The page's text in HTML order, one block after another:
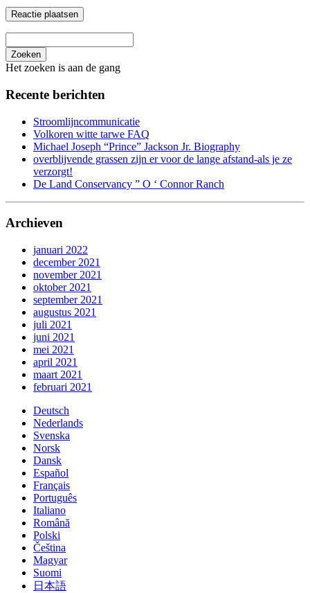
Zoeken
Het zoeken is aan de gang
Recente berichten
Stroomlijncommunicatie
Volkoren witte tarwe FAQ
Michael Joseph “Prince” Jackson Jr. Biography
overblijvende grassen zijn er voor de lange afstand-als je ze
verzorgt!
De Land Conservancy ” O ‘ Connor Ranch
Archieven
januari 2022
december 2021
november 2021
oktober 2021
september 2021
augustus 2021
juli 2021
juni 2021
mei 2021
april 2021
maart 2021
februari 2021
Deutsch
Nederlands
Svenska
Norsk
Dansk
Español
Français
Português
Italiano
Română
Polski
Čeština
Magyar
Suomi
日本語